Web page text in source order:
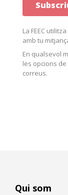
La FEEC
amb tu
En qualsevol
les opcions
correus.
Qui som